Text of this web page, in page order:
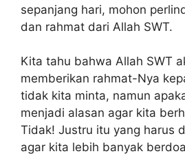
sepanjang hari, mohon
dan rahmat dari Allah SWT.
Kita tahu bahwa Allah SWT
memberikan rahmat-Nya
tidak kita minta, namun
menjadi alasan agar kita
Tidak! Justru itu yang harus
agar kita lebih banyak